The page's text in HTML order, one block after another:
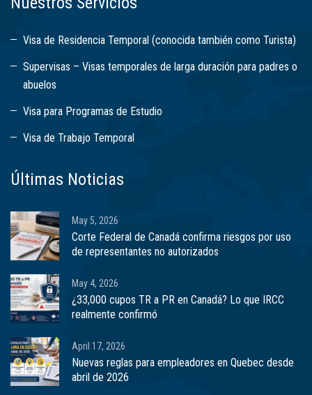
Visa de Residencia Temporal (conocida también como Turista)
Supervisas – Visas temporales de larga duración para padres o
abuelos
Visa para Programas de Estudio
Visa de Trabajo Temporal
Últimas Noticias
May 5, 2026
Corte Federal de Canadá confirma riesgos por uso
de representantes no autorizados
May 4, 2026
¿33,000 cupos TR a PR en Canadá? Lo que IRCC
realmente confirmó
April 17, 2026
Nuevas reglas para empleadores en Quebec desde
abril de 2026